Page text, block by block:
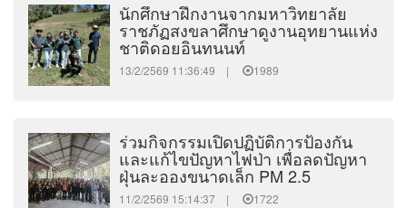
นักศึกษาฝึกงานจากมหาวิทยาลัย
ราชภัฏสงขลาศึกษาดูงานอุทยานแห่ง
ชาติดอยอินทนนท์
13/2/2569 11:36:49 | 1989
ร่วมกิจกรรมเปิดปฏิบัติการป้องกัน
และแก้ไขปัญหาไฟป่า เพื่อลดปัญหา
ฝุ่นละอองขนาดเล็ก PM 2.5
11/2/2569 15:14:37 | 1722